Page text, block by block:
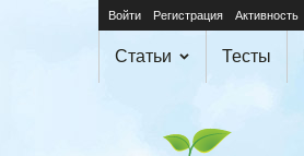
Войти Регистрация Активность
Статьи Тесты